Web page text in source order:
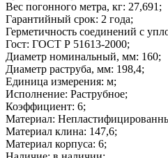
Вес погонного метра, кг: 27,691;
Гарантийный срок: 2 года;
Герметичность соединений с
Гост: ГОСТ Р 51613-2000;
Диаметр номинальный, мм: 160;
Диаметр раструба, мм: 198,4;
Единица измерения: м;
Исполнение: Раструбное;
Коэффициент: 6;
Материал:
Материал клина: 147,6;
Материал корпуса: 6;